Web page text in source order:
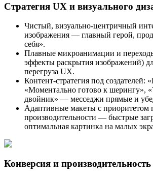
Стратегия UX и визуального
Чистый, визуально-центричный
изображения — главный герой,
себя».
Плавные микроанимации и
эффекты раскрытия изображений)
перегруза UX.
Контент-стратегия под создателей:
«Моментально готово к шерингу»,
двойник» — месседжи прямые и
Адаптивные макеты с приоритетом
производительности — быстрые
оптимальная картинка на малых
Конверсия и производительность